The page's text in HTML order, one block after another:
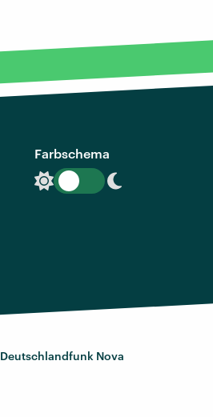
Farbschema
Deutschlandfunk Nova